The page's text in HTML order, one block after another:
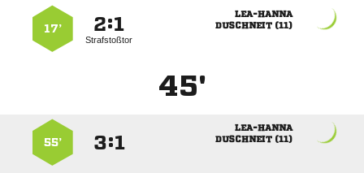

 
:
Strafstoßtor
17’
45'

 
:
55’